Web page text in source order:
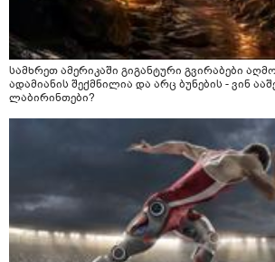
სამხრეთ ამერიკაში გიგანტური გვირაბები
ადამიანის შექმნილია და არც ბუნების - ვინ
ლაბირინთები?